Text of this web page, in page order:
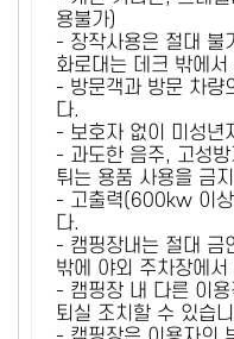
용불가)
- 장작사용은 절대 불
화로대는 데크 밖에
- 방문객과 방문 차량
다.
- 보호자 없이 미성년
- 과도한 음주, 고성방
튀는 용품 사용을 금
- 고출력(600kw 이상
다.
- 캠핑장내는 절대 금
밖에 야외 주차장에서
- 캠핑장 내 다른 이용
퇴실 조치할 수 있습